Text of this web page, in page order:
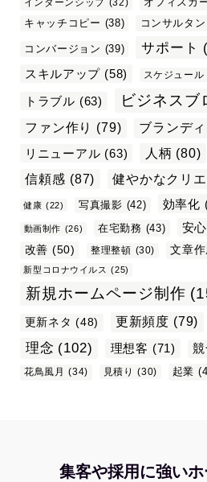
インターンシップ (32)
キャッチコピー (38) コンサルタン
コンバージョン (39) サポート
スキルアップ (58) スケジュール
トラブル (63) ビジネスブ
ファン作り (79) ブランデ
リニューアル (63) 人柄 (80)
信頼感 (87) 健やかなクリ
健康 (22) 写真撮影 (42) 効率化
動画制作 (26) 在宅勤務 (43) 安
改善 (50) 整理整頓 (30) 文章作
新型コロナウイルス (25)
新規ホームページ制作
更新ネタ (48) 更新頻度 (79)
理念 (102) 理想客 (71) 競
花鳥風月
(34) 見積り (30) 起業
集客や採用に強い